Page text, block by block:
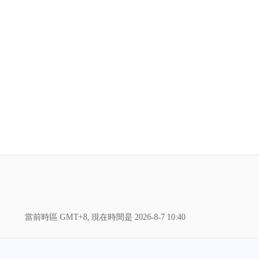
當前時區 GMT+8, 現在時間是 2026-8-7 10:40